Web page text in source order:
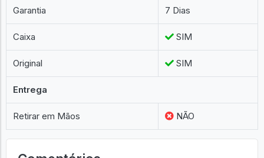
Garantia 7 Dias
Caixa SIM
Original SIM
Entrega
Retirar em Mãos NÃO